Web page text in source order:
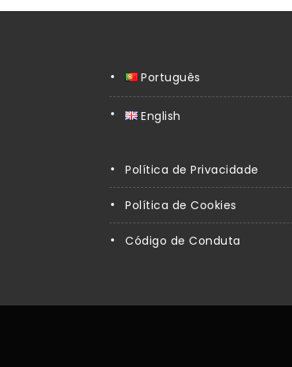
Português
English
Política de Privacidade
Política de Cookies
Código de Conduta